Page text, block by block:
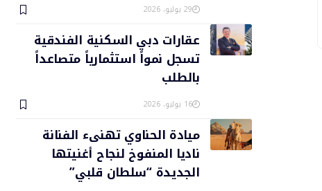
29 يوليو، 2026
عقارات دبي السكنية الفندقية
تسجل نمواً استثمارياً متصاعداً
بالطلب
16 يوليو، 2026
ميادة الحناوي تهنىء الفنانة
ناديا المنفوخ لنجاح أغنيتها
الجديدة “سلطان قلبي”